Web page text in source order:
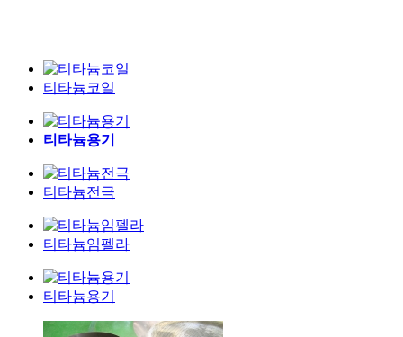
티타늄코일
티타늄용기
티타늄전극
티타늄임펠라
티타늄용기